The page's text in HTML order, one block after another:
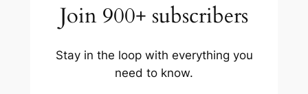
Join 900+ subscribers
Stay in the loop with everything you
need to know.